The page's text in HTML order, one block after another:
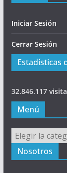
Iniciar Sesión
Cerrar Sesión
Estadísticas
32.846.117
Menú
Menú
Nosotros